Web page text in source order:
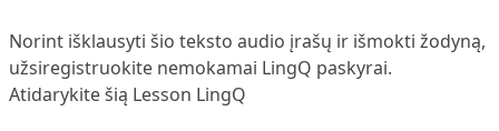
Norint išklausyti šio teksto audio įrašų ir išmokti žodyną,
užsiregistruokite nemokamai LingQ paskyrai.
Atidarykite šią Lesson LingQ